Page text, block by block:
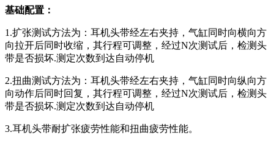
基础配置：
1.扩张测试方法为：耳机头带经左右夹持，气缸同时向横向方
向拉开后同时收缩，其行程可调整，经过N次测试后，检测头
带是否损坏.测定次数到达自动停机
2.扭曲测试方法为：耳机头带经左右夹持，气缸同时向纵向方
向动作后同时回复，其行程可调整，经过N次测试后，检测头
带是否损坏.测定次数到达自动停机
3.耳机头带耐扩张疲劳性能和扭曲疲劳性能。